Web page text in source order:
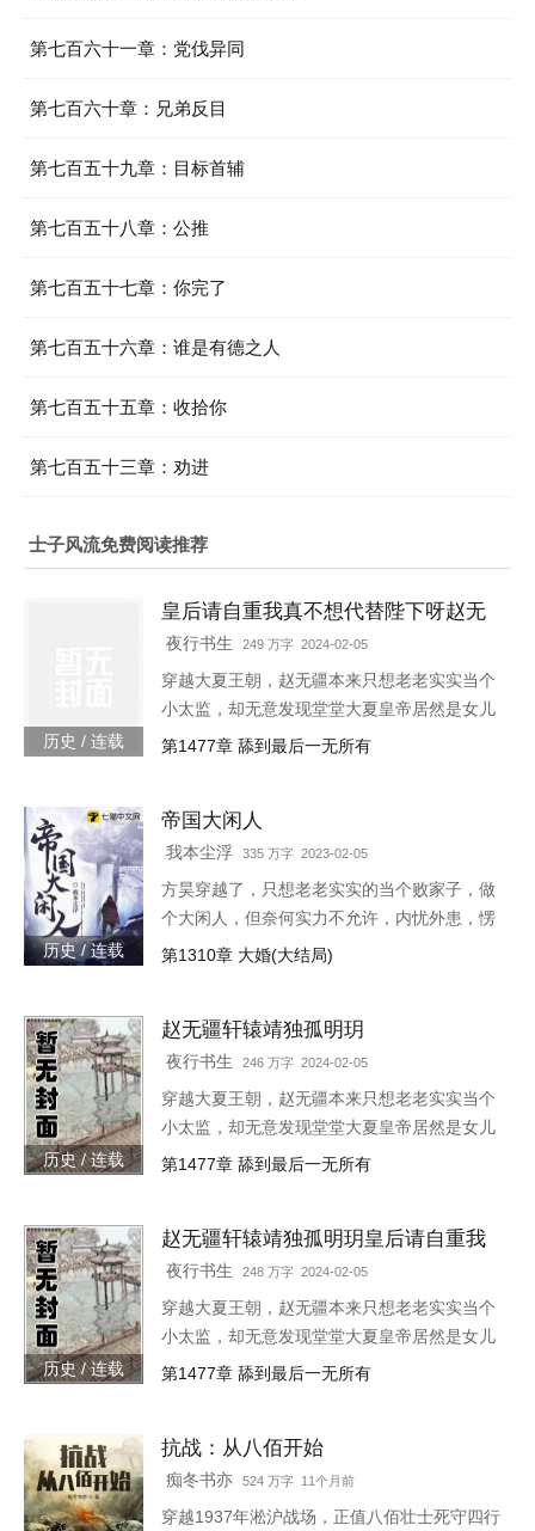
第七百六十一章：党伐异同
第七百六十章：兄弟反目
第七百五十九章：目标首辅
第七百五十八章：公推
第七百五十七章：你完了
第七百五十六章：谁是有德之人
第七百五十五章：收拾你
第七百五十三章：劝进
士子风流免费阅读推荐
历史 / 连载
皇后请自重我真不想代替陛下呀赵无
疆轩辕靖独孤明玥
夜行书生 249 万字 2024-02-05
穿越大夏王朝，赵无疆本来只想老老实实当个
小太监，却无意发现堂堂大夏皇帝居然是女儿
身！“大胆奴才，竟然还没净身，朕诛你九
“陛下，本宫来侍寝。”女皇帝情急之下连忙吹
灭灯火，“小赵子，你替朕伺候皇后，以后便是
朕的心腹！”
第1477章 舔到最后一无所有
历史 / 连载
帝国大闲人
我本尘浮 335 万字 2023-02-05
方昊穿越了，只想老老实实的当个败家子，做
个大闲人，但奈何实力不允许，内忧外患，愣
是把一个败家子逼成了救世主，无所不能！种
第1310章 大婚(大结局)
历史 / 连载
赵无疆轩辕靖独孤明玥
夜行书生 246 万字 2024-02-05
穿越大夏王朝，赵无疆本来只想老老实实当个
小太监，却无意发现堂堂大夏皇帝居然是女儿
身！“大胆奴才，竟然还没净身，朕诛你九
“陛下，本宫来侍寝。”女皇帝情急之下连忙吹
灭灯火，“小赵子，你替朕伺候皇后，以后便是
朕的心腹！”
第1477章 舔到最后一无所有
历史 / 连载
赵无疆轩辕靖独孤明玥皇后请自重我
真不想代替陛下呀最新章节在线
夜行书生 248 万字 2024-02-05
穿越大夏王朝，赵无疆本来只想老老实实当个
小太监，却无意发现堂堂大夏皇帝居然是女儿
身！“大胆奴才，竟然还没净身，朕诛你九
“陛下，本宫来侍寝。”女皇帝情急之下连忙吹
灭灯火，“小赵子，你替朕伺候皇后，以后便是
朕的心腹！”
第1477章 舔到最后一无所有
抗战：从八佰开始
痴冬书亦 524 万字 11个月前
穿越1937年淞沪战场，正值八佰壮士死守四行